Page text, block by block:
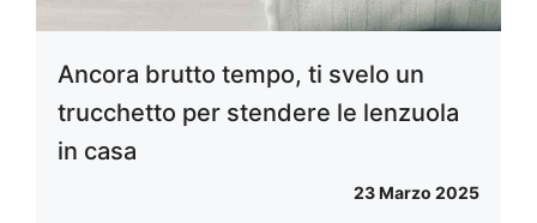
Ancora brutto tempo, ti svelo un
trucchetto per stendere le lenzuola
in casa
23 Marzo 2025